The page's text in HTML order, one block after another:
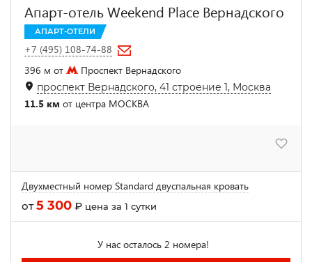
Апарт-отель Weekend Place Вернадского
АПАРТ-ОТЕЛИ
+7 (495) 108-74-88
396 м от
Проспект Вернадского
проспект Вернадского, 41 строение 1, Москва
11.5 км от центра МОСКВА
Двухместный номер Standard двуспальная кровать
от5 300 ₽ цена за 1 сутки
У нас осталось 2 номера!